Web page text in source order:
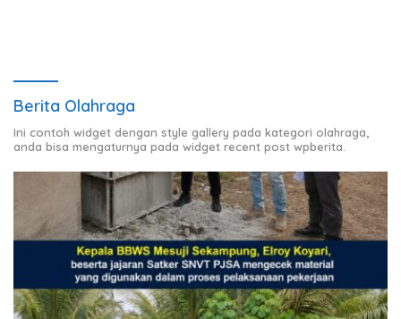
Berita Olahraga
Ini contoh widget dengan style gallery pada kategori olahraga,
anda bisa mengaturnya pada widget recent post wpberita.